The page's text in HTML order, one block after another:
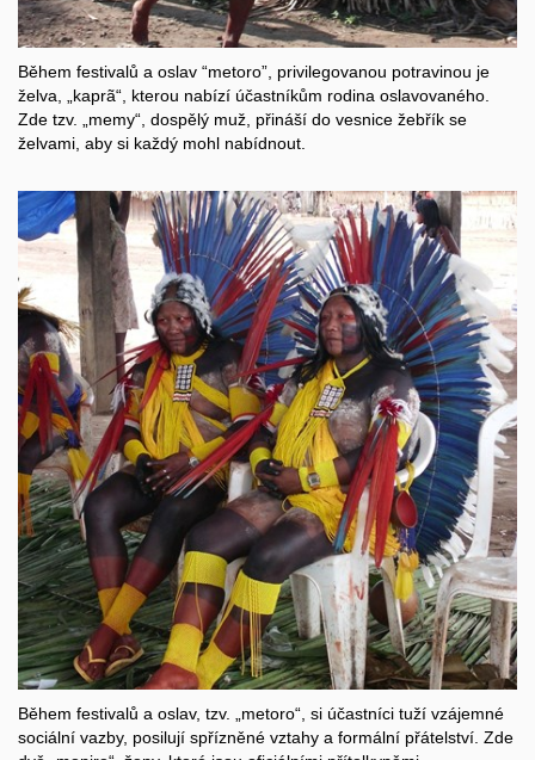
Během festivalů a oslav “metoro”, privilegovanou potravinou je
želva, „kaprã“, kterou nabízí účastníkům rodina oslavovaného.
Zde tzv. „memy“, dospělý muž, přináší do vesnice žebřík se
želvami, aby si každý mohl nabídnout.
Během festivalů a oslav, tzv. „metoro“, si účastníci tuží vzájemné
sociální vazby, posilují spřízněné vztahy a formální přátelství. Zde